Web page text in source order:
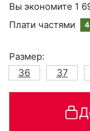
Вы экономите 1
Плати частями
Размер:
36
37